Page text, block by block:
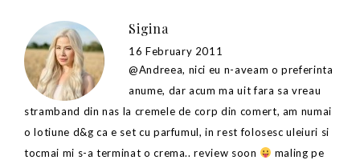
Sigina
16 February 2011
@Andreea, nici eu n-aveam o preferinta
anume, dar acum ma uit fara sa vreau
stramband din nas la cremele de corp din comert, am numai
o lotiune d&g ca e set cu parfumul, in rest folosesc uleiuri si
tocmai mi s-a terminat o crema.. review soon
maling pe